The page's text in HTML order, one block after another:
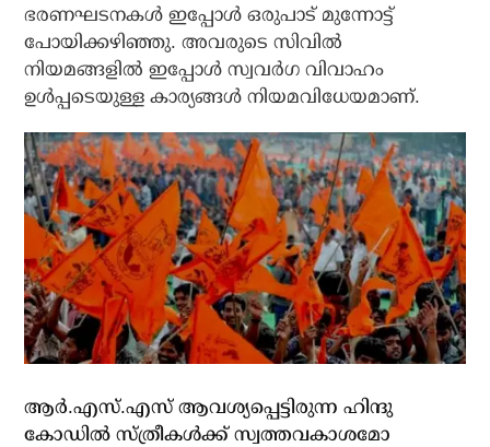
ഭരണഘടനകള്‍ ഇപ്പോള്‍ ഒരുപാട് മുന്നോട്ട്
പോയിക്കഴിഞ്ഞു. അവരുടെ സിവില്‍
നിയമങ്ങളില്‍ ഇപ്പോള്‍ സ്വവര്‍ഗ വിവാഹം
ഉള്‍പ്പടെയുള്ള കാര്യങ്ങള്‍ നിയമവിധേയമാണ്.
ആര്‍.എസ്.എസ് ആവശ്യപ്പെട്ടിരുന്ന ഹിന്ദു
കോഡില്‍ സ്ത്രീകള്‍ക്ക് സ്വത്തവകാശമോ